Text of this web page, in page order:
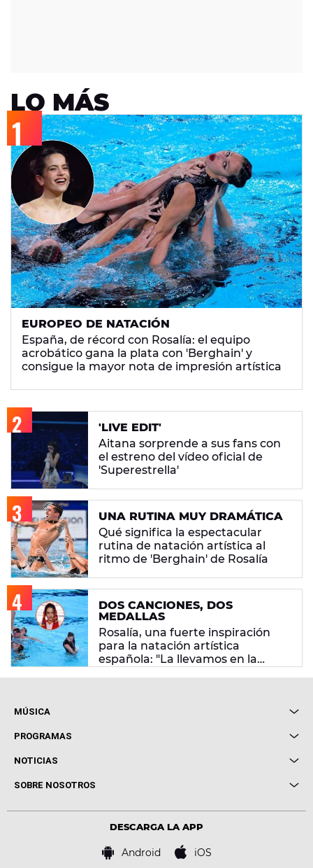
LO MÁS
EUROPEO DE NATACIÓN
España, de récord con Rosalía: el equipo
acrobático gana la plata con 'Berghain' y
consigue la mayor nota de impresión artística
'LIVE EDIT'
Aitana sorprende a sus fans con
el estreno del vídeo oficial de
'Superestrella'
UNA RUTINA MUY DRAMÁTICA
Qué significa la espectacular
rutina de natación artística al
ritmo de 'Berghain' de Rosalía
DOS CANCIONES, DOS
MEDALLAS
Rosalía, una fuerte inspiración
para la natación artística
española: "La llevamos en la
MÚSICA
Local de Ensayo Europa FM
Conciertos
PROGRAMAS
Cuerpos especiales
Locutores Europa FM
NOTICIAS
Cine y Televisión
Virales
SOBRE NOSOTROS
Bases de concursos
DESCARGA LA APP
Android iOS